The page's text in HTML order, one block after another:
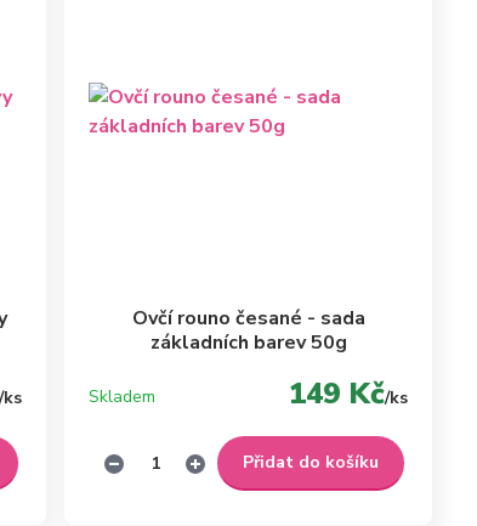
/ks
Ovčí rouno česané - sada
základních barev 50g
149 Kč/ks
Skladem
Přidat do košíku